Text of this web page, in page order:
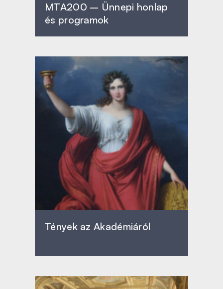
MTA200 – Ünnepi honlap
és programok
Tények az Akadémiáról